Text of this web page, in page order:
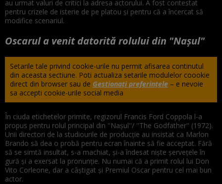
au urmat valuri de critici la adresa actorului. A fost contestat
pentru crizele de isterie de pe platou şi pentru că a încercat să
modifice scenariul.
Oscarul a venit datorită rolului din "Nașul"
Setarile tale privind cookie-urile nu permit afisarea continutul
din aceasta sectiune. Poti actualiza setarile modulelor coookie
direct din browser sau de Gestionați preferințele – e nevoie
sa accepti cookie-urile social media
În ciuda etichetelor primite, regizorul Francis Ford Coppola l-a
propus pentru rolul principal din ''Naşul''/ ''The Godfather'' (1972).
Unii directori de la studiourile de producţie au insistat ca Marlon
Brando să dea o probă pentru ecran înainte să fie acceptat. Fără
să se simtă insultat, s-a machiat, şi-a îndesat nişte şerveţele în
gură şi a exersat la pronunţie. Nu numai că a primit rolul lui Don
Vito Corleone, dar a câştigat şi Premiul Oscar pentru cel mai bun
actor.